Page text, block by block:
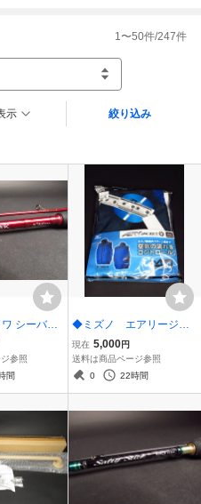
無しでお願いします。 1 〜50件/247件
示 絞り込み
シーバス
シー
リームエ
84L
参照
間
◆ミズノ エアリージャ
ケットＴＯＵＧＨベスト
L ドレスネイビー×サー
フブルー 空調服
現在 5,000円
送料は商品ページ参照
0
22時間